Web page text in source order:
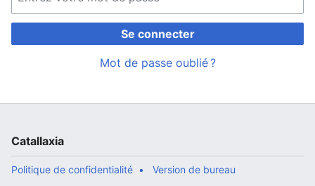
Se connecter
Mot de passe oublié ?
Catallaxia
Politique de confidentialité Version de bureau